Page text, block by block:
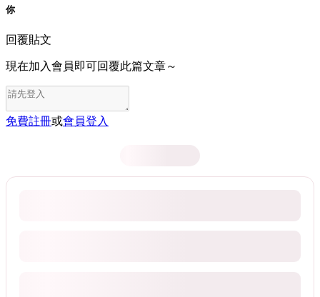
你
回覆貼文
現在加入會員即可回覆此篇文章～
免費註冊或會員登入